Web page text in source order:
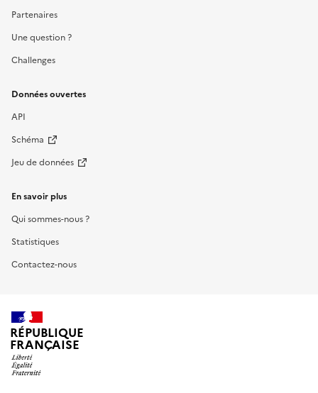
Partenaires
Une question ?
Challenges
Données ouvertes
API
Schéma
Jeu de données
En savoir plus
Qui sommes-nous ?
Statistiques
Contactez-nous
RÉPUBLIQUE
FRANÇAISE